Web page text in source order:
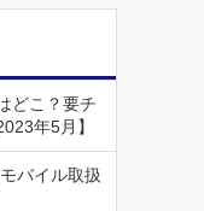
どこ？要チ
年5月】
バイル取扱